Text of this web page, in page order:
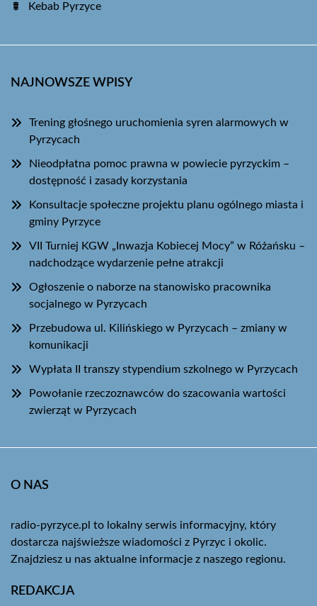
Kebab Pyrzyce
NAJNOWSZE WPISY
Trening głośnego uruchomienia syren alarmowych w
Pyrzycach
Nieodpłatna pomoc prawna w powiecie pyrzyckim –
dostępność i zasady korzystania
Konsultacje społeczne projektu planu ogólnego miasta i
gminy Pyrzyce
VII Turniej KGW „Inwazja Kobiecej Mocy” w Różańsku –
nadchodzące wydarzenie pełne atrakcji
Ogłoszenie o naborze na stanowisko pracownika
socjalnego w Pyrzycach
Przebudowa ul. Kilińskiego w Pyrzycach – zmiany w
komunikacji
Wypłata II transzy stypendium szkolnego w Pyrzycach
Powołanie rzeczoznawców do szacowania wartości
zwierząt w Pyrzycach
O NAS
radio-pyrzyce.pl to lokalny serwis informacyjny, który
dostarcza najświeższe wiadomości z Pyrzyc i okolic.
Znajdziesz u nas aktualne informacje z naszego regionu.
REDAKCJA